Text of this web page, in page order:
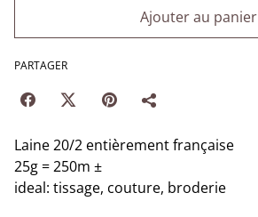
Ajouter au panier
PARTAGER
Laine 20/2 entièrement française
25g = 250m ±
ideal: tissage, couture, broderie